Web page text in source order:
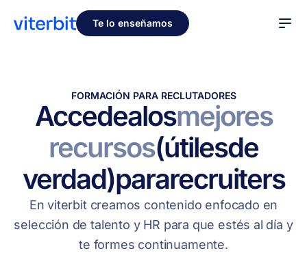
Te lo enseñamos
FORMACIÓN PARA RECLUTADORES
Accedealosmejores
recursos(útilesde
verdad)pararecruiters
En viterbit creamos contenido enfocado en
selección de talento y HR para que estés al día y
te formes continuamente.